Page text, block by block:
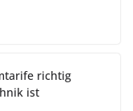
richtig
ist